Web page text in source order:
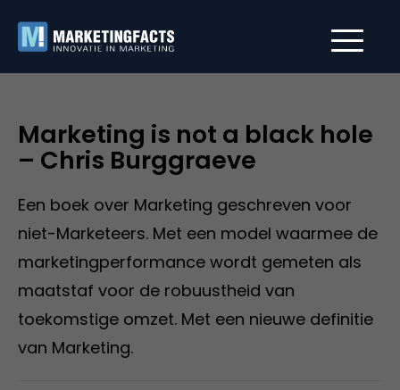
Marketing is not a black hole
– Chris Burggraeve
Een boek over Marketing geschreven voor
niet-Marketeers. Met een model waarmee de
marketingperformance wordt gemeten als
maatstaf voor de robuustheid van
toekomstige omzet. Met een nieuwe definitie
van Marketing.